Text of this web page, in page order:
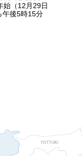
始（12月29日
午後5時15分